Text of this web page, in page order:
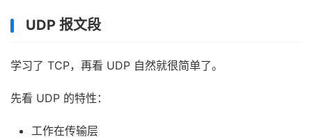
UDP 报文段
学习了 TCP，再看 UDP 自然就很简单了。
先看 UDP 的特性：
工作在传输层